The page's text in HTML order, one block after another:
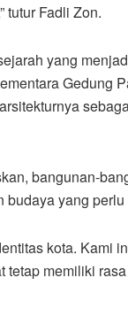
tutur Fadli Zon.
yang
Gedung
bangunan-
yang
kota. Kami
memiliki